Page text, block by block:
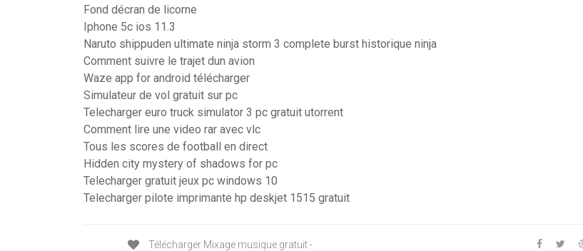
Fond décran de licorne
Iphone 5c ios 11.3
Naruto shippuden ultimate ninja storm 3 complete burst historique ninja
Comment suivre le trajet dun avion
Waze app for android télécharger
Simulateur de vol gratuit sur pc
Telecharger euro truck simulator 3 pc gratuit utorrent
Comment lire une video rar avec vlc
Tous les scores de football en direct
Hidden city mystery of shadows for pc
Telecharger gratuit jeux pc windows 10
Telecharger pilote imprimante hp deskjet 1515 gratuit
Télécharger Mixage musique gratuit -